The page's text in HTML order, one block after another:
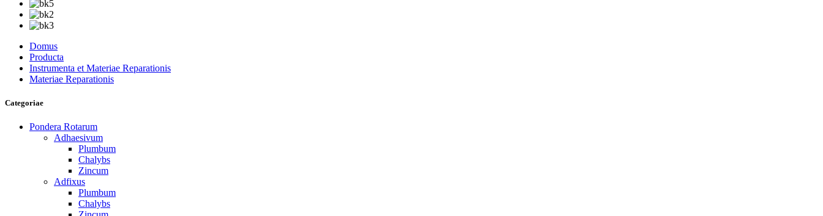
Domus
Producta
Instrumenta et Materiae Reparationis
Materiae Reparationis
Categoriae
Pondera Rotarum
Adhaesivum
Plumbum
Chalybs
Zincum
Adfixus
Plumbum
Chalybs